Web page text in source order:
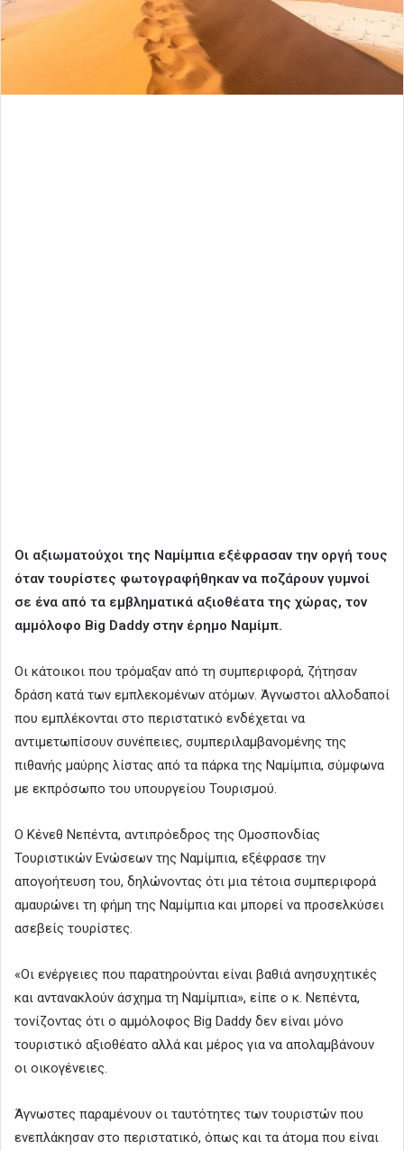
Οι αξιωματούχοι της Ναμίμπια εξέφρασαν την οργή τους
όταν τουρίστες φωτογραφήθηκαν να ποζάρουν γυμνοί
σε ένα από τα εμβληματικά αξιοθέατα της χώρας, τον
αμμόλοφο Big Daddy στην έρημο Ναμίμπ.
Οι κάτοικοι που τρόμαξαν από τη συμπεριφορά, ζήτησαν
δράση κατά των εμπλεκομένων ατόμων. Άγνωστοι αλλοδαποί
που εμπλέκονται στο περιστατικό ενδέχεται να
αντιμετωπίσουν συνέπειες, συμπεριλαμβανομένης της
πιθανής μαύρης λίστας από τα πάρκα της Ναμίμπια, σύμφωνα
με εκπρόσωπο του υπουργείου Τουρισμού.
Ο Κένεθ Νεπέντα, αντιπρόεδρος της Ομοσπονδίας
Τουριστικών Ενώσεων της Ναμίμπια, εξέφρασε την
απογοήτευση του, δηλώνοντας ότι μια τέτοια συμπεριφορά
αμαυρώνει τη φήμη της Ναμίμπια και μπορεί να προσελκύσει
ασεβείς τουρίστες.
«Οι ενέργειες που παρατηρούνται είναι βαθιά ανησυχητικές
και αντανακλούν άσχημα τη Ναμίμπια», είπε ο κ. Νεπέντα,
τονίζοντας ότι ο αμμόλοφος Big Daddy δεν είναι μόνο
τουριστικό αξιοθέατο αλλά και μέρος για να απολαμβάνουν
οι οικογένειες.
Άγνωστες παραμένουν οι ταυτότητες των τουριστών που
ενεπλάκησαν στο περιστατικό, όπως και τα άτομα που είναι